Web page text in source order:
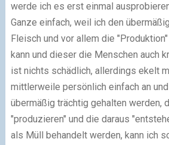
werde ich es erst einmal
Ganze einfach, weil ich den
Fleisch und vor allem die
kann und dieser die Menschen auch
ist nichts schädlich, allerdings ekelt
mittlerweile persönlich einfach an
übermäßig trächtig gehalten werden,
"produzieren" und die daraus
als Müll behandelt werden, kann ich